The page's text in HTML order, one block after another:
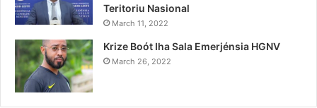
Teritoriu Nasional
March 11, 2022
Krize Boót Iha Sala Emerjénsia HGNV
March 26, 2022